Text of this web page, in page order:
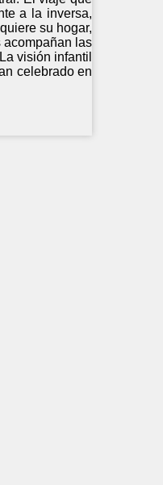
a la inversa,
su hogar,
las
visión infantil
celebrado en